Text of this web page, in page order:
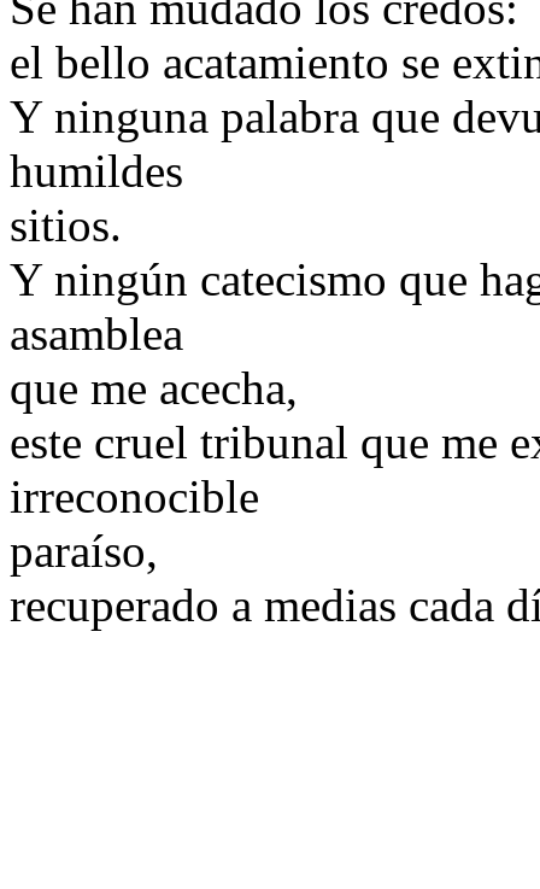
el bello acatamiento se
Y ninguna palabra que
humildes
sitios.
Y ningún catecismo que
asamblea
que me acecha,
este cruel tribunal que me
irreconocible
paraíso,
recuperado a medias cada